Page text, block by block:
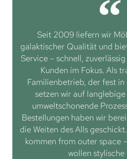
Seit 2009 liefern wir
galaktischer Qualität und
Service – schnell,
Kunden im Fokus. Als
Familienbetrieb, der fest
setzen wir auf
umweltschonende
Bestellungen haben wir
die Weiten des Alls
kommen from outer space
wollen stylische